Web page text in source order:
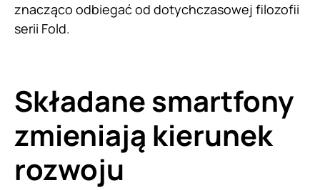
znacząco odbiegać od dotychczasowej filozofii
serii Fold.
Składane smartfony
zmieniają kierunek
rozwoju